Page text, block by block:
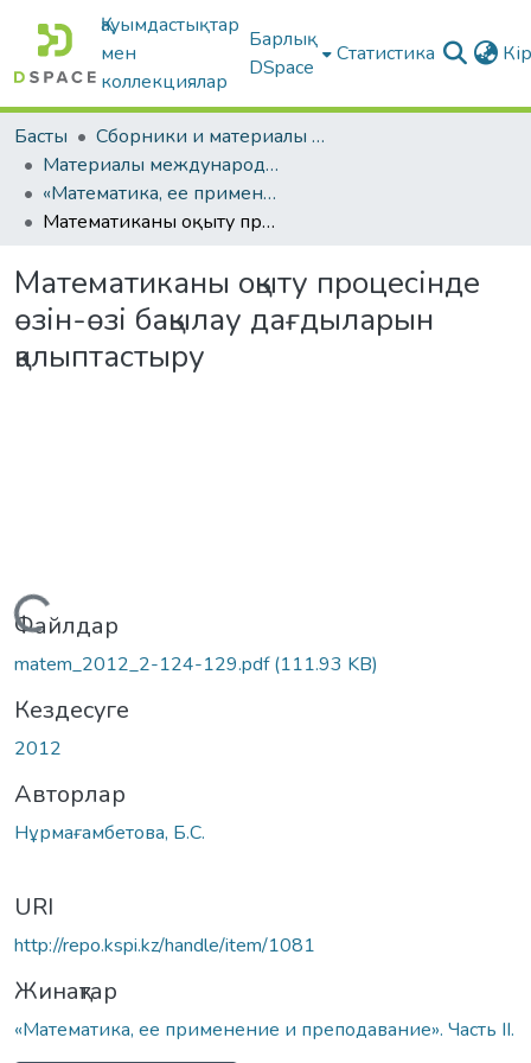
Қауымдастықтар
мен
коллекциялар
Барлық
DSpace
Статистика
Басты
Сборники и материалы конференций
Материалы международных научно-практических конференций
«Математика, ее применение и преподавание». Часть II.
Математиканы оқыту процесінде өзін-өзі бақылау дағдыларын қалыптастыру
Математиканы оқыту процесінде
өзін-өзі бақылау дағдыларын
қалыптастыру
Жүктеу...
Файлдар
matem_2012_2-124-129.pdf(111.93 KB)
Кездесуге
2012
Авторлар
Нұрмағамбетова, Б.С.
URI
http://repo.kspi.kz/handle/item/1081
Жинақтар
«Математика, ее применение и преподавание». Часть II.